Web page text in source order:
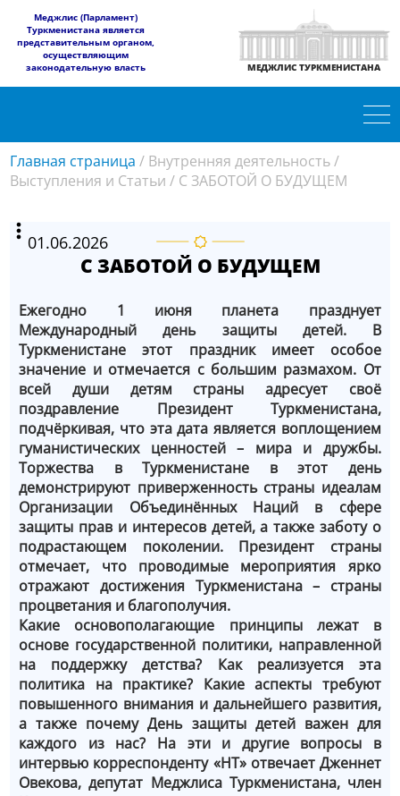
​Меджлис (Парламент)
Туркменистана является
представительным органом,
осуществляющим
законодательную власть
МЕДЖЛИС ТУРКМЕНИСТАНА
Главная страница / Внутренняя деятельность/
Выступления и Статьи / С ЗАБОТОЙ О БУДУЩЕМ
01.06.2026
С ЗАБОТОЙ О БУДУЩЕМ
Ежегодно 1 июня планета празднует
Международный день защиты детей. В
Туркменистане этот праздник имеет особое
значение и отмечается с большим размахом. От
всей души детям страны адресует своё
поздравление Президент Туркменистана,
подчёркивая, что эта дата является воплощением
гуманистических ценностей – мира и дружбы.
Торжества в Туркменистане в этот день
демонстрируют приверженность страны идеалам
Организации Объединённых Наций в сфере
защиты прав и интересов детей, а также заботу о
подрастающем поколении. Президент страны
отмечает, что проводимые мероприятия ярко
отражают достижения Туркменистана – страны
процветания и благополучия.
Какие основополагающие принципы лежат в
основе государственной политики, направленной
на поддержку детства? Как реализуется эта
политика на практике? Какие аспекты требуют
повышенного внимания и дальнейшего развития,
а также почему День защиты детей важен для
каждого из нас? На эти и другие вопросы в
интервью корреспонденту «НТ» отвечает Дженнет
Овекова, депутат Меджлиса Туркменистана, член